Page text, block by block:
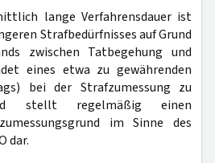
lange Verfahrensdauer ist
Strafbedürfnisses auf Grund
zwischen Tatbegehung und
eines etwa zu gewährenden
bei der Strafzumessung zu
stellt regelmäßig einen
im Sinne des
dar.